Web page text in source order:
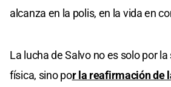
alcanza en la polis, en la vida en
La lucha de Salvo no es solo por
física, sino por la reafirmación de